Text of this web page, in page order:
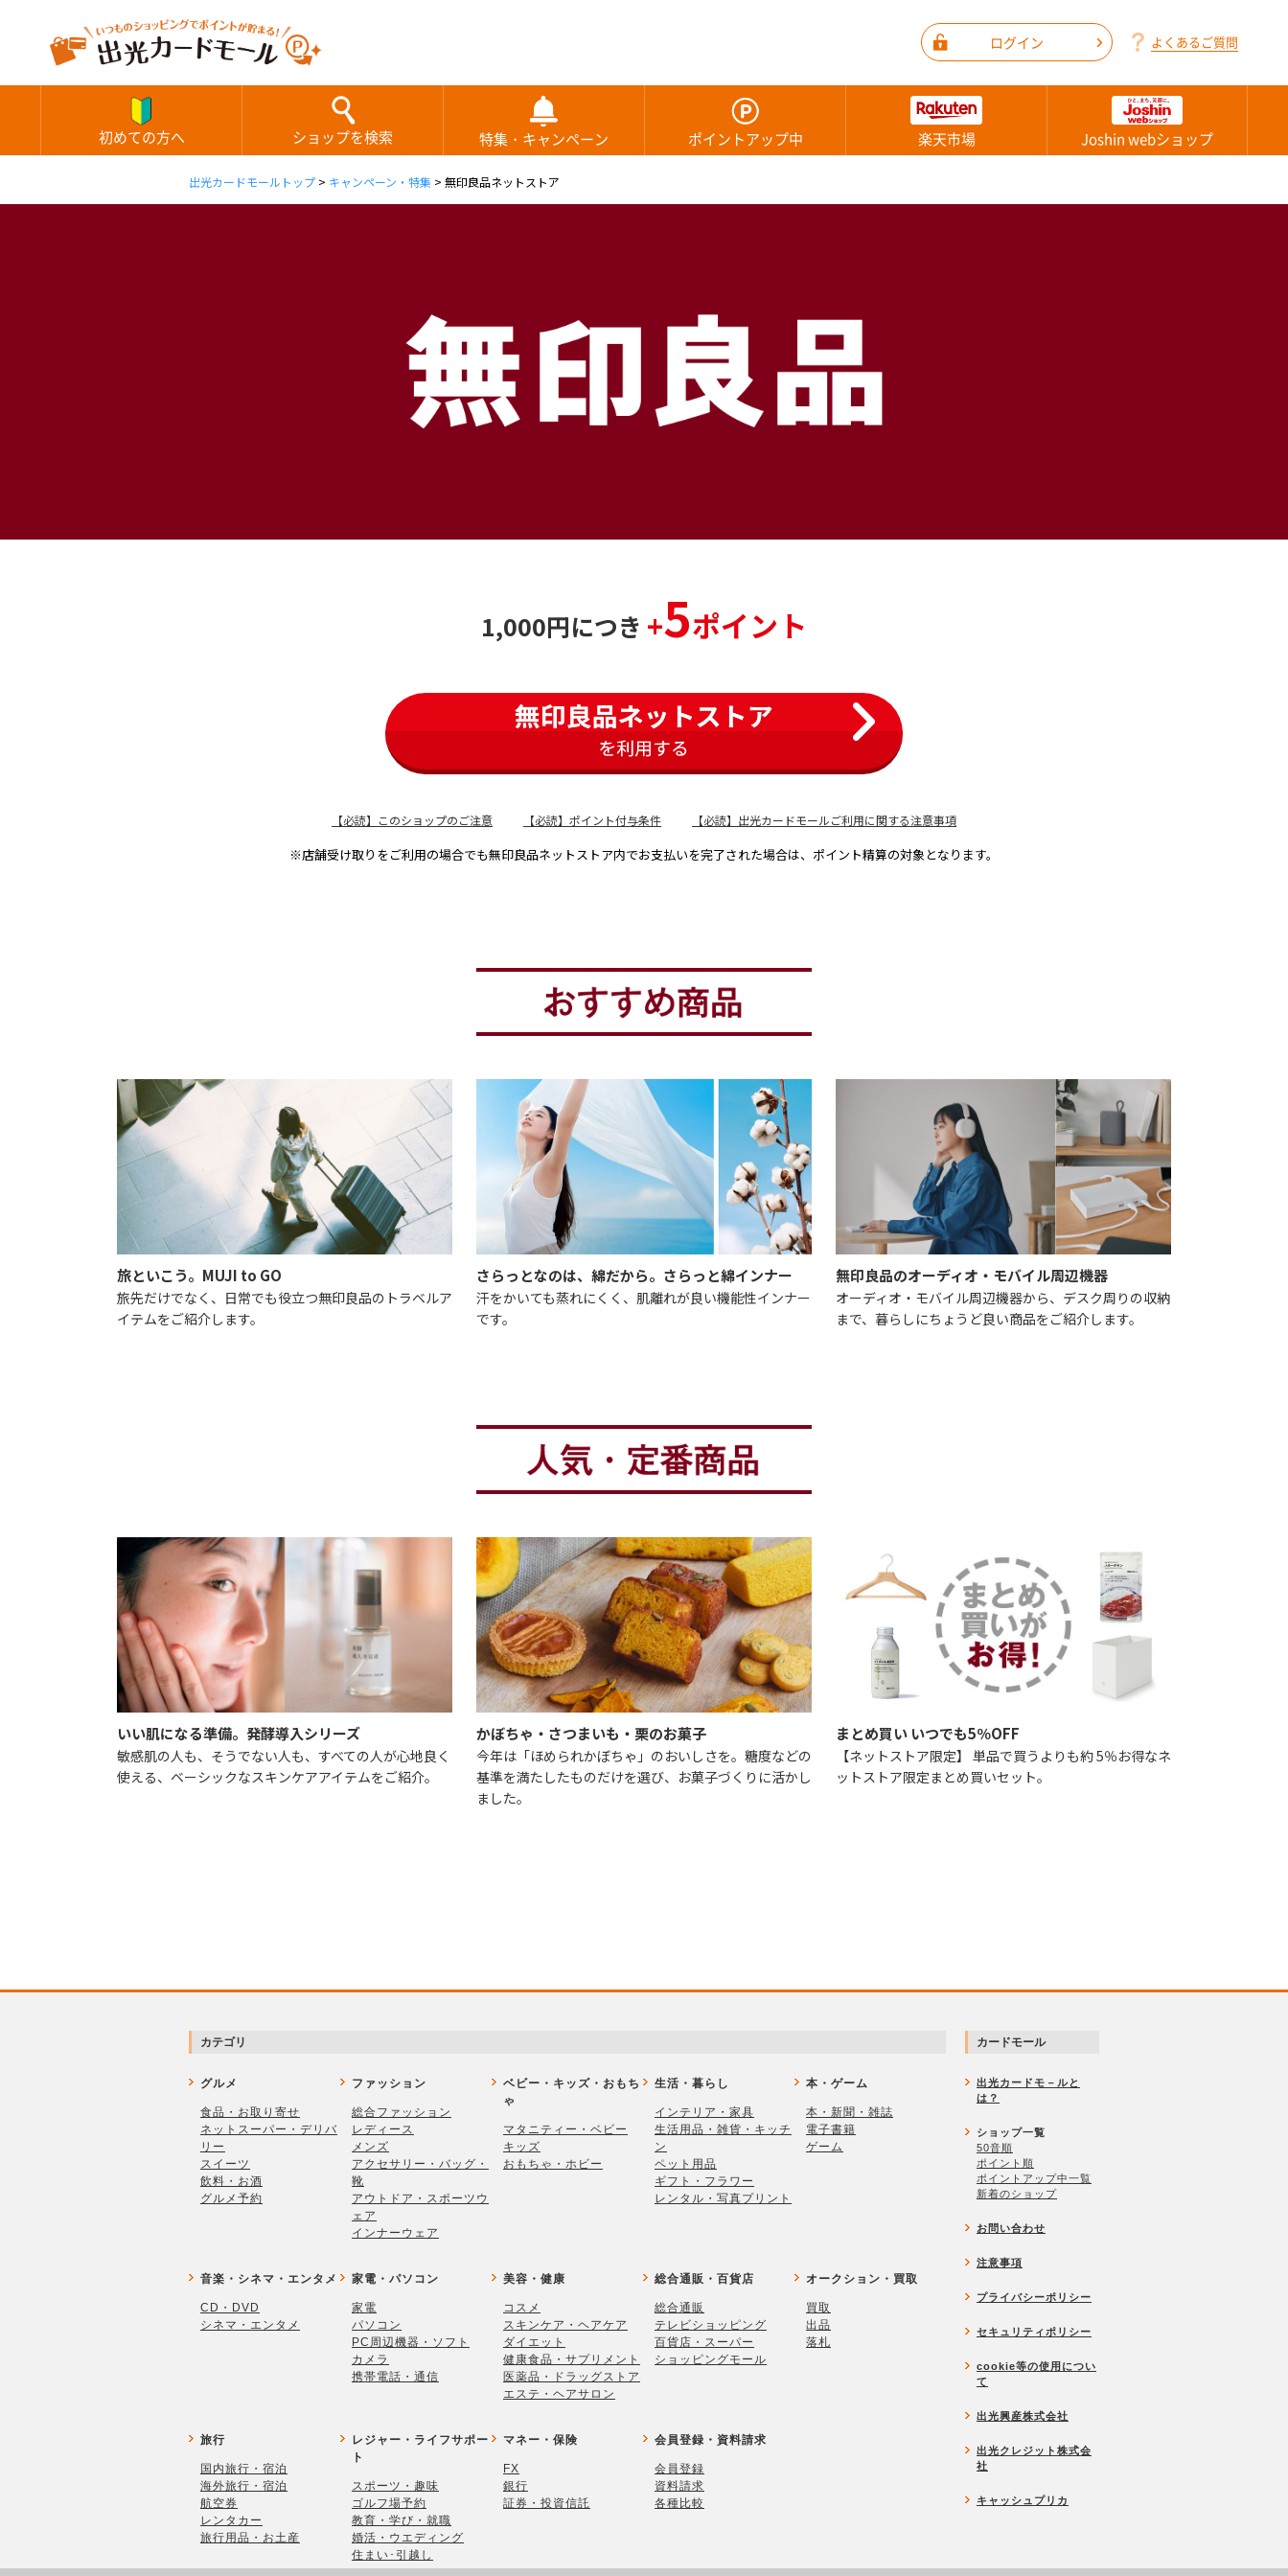
ログイン よくあるご質問
初めての方へ ショップを検索 特集・キャンペーン ポイントアップ中 楽天市場 Joshin webショップ
出光カードモールトップ > キャンペーン・特集 > 無印良品ネットストア
1,000円につき +5ポイント
【必読】このショップのご注意 【必読】ポイント付与条件 【必読】出光カードモールご利用に関する注意事項
※店舗受け取りをご利用の場合でも無印良品ネットストア内でお支払いを完了された場合は、ポイント精算の対象となります。
旅といこう。MUJI to GO
旅先だけでなく、日常でも役立つ無印良品のトラベルア
イテムをご紹介します。
さらっとなのは、綿だから。さらっと綿インナー
汗をかいても蒸れにくく、肌離れが良い機能性インナー
です。
無印良品のオーディオ・モバイル周辺機器
オーディオ・モバイル周辺機器から、デスク周りの収納
まで、暮らしにちょうど良い商品をご紹介します。
いい肌になる準備。発酵導入シリーズ
敏感肌の人も、そうでない人も、すべての人が心地良く
使える、ベーシックなスキンケアアイテムをご紹介。
かぼちゃ・さつまいも・栗のお菓子
今年は「ほめられかぼちゃ」のおいしさを。糖度などの
基準を満たしたものだけを選び、お菓子づくりに活かし
ました。
まとめ買い いつでも5％OFF
【ネットストア限定】 単品で買うよりも約 5％お得なネ
ットストア限定まとめ買いセット。
カテゴリ
グルメ
食品・お取り寄せ
ネットスーパー・デリバ
リー
スイーツ
飲料・お酒
グルメ予約
ファッション
総合ファッション
レディース
メンズ
アクセサリー・バッグ・
靴
アウトドア・スポーツウ
ェア
インナーウェア
ベビー・キッズ・おもち
ゃ
マタニティー・ベビー
キッズ
おもちゃ・ホビー
生活・暮らし
インテリア・家具
生活用品・雑貨・キッチ
ン
ペット用品
ギフト・フラワー
レンタル・写真プリント
本・ゲーム
本・新聞・雑誌
電子書籍
ゲーム
音楽・シネマ・エンタメ
CD・DVD
シネマ・エンタメ
家電・パソコン
家電
パソコン
PC周辺機器・ソフト
カメラ
携帯電話・通信
美容・健康
コスメ
スキンケア・ヘアケア
ダイエット
健康食品・サプリメント
医薬品・ドラッグストア
エステ・ヘアサロン
総合通販・百貨店
総合通販
テレビショッピング
百貨店・スーパー
ショッピングモール
オークション・買取
買取
出品
落札
旅行
国内旅行・宿泊
海外旅行・宿泊
航空券
レンタカー
旅行用品・お土産
レジャー・ライフサポー
ト
スポーツ・趣味
ゴルフ場予約
教育・学び・就職
婚活・ウエディング
住まい･引越し
マネー・保険
FX
銀行
証券・投資信託
会員登録・資料請求
会員登録
資料請求
各種比較
カードモール
出光カードモ－ルと
は？
ショップ一覧
50音順
ポイント順
ポイントアップ中一覧
新着のショップ
お問い合わせ
注意事項
プライバシーポリシー
セキュリティポリシー
cookie等の使用につい
て
出光興産株式会社
出光クレジット株式会
社
キャッシュプリカ